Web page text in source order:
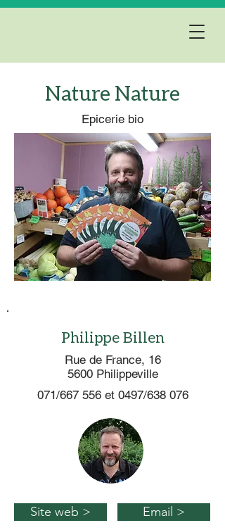
Nature Nature
Epicerie bio
Philippe Billen
Rue de France, 16
5600 Philippeville
071/667 556 et 0497/638 076
Site web > Email >